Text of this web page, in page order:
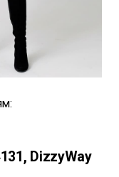
DizzyWay